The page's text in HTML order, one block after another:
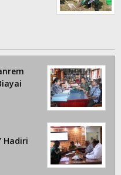
Hadiri